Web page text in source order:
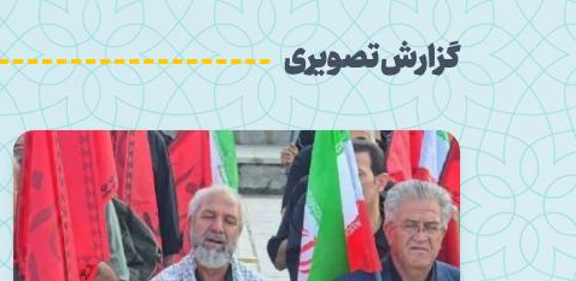
گزارش تصویری